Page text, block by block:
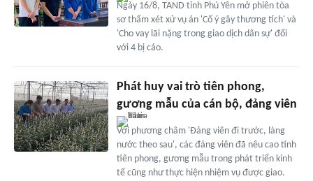
Ngày 16/8, TAND tỉnh Phú Yên mở phiên tòa
sơ thẩm xét xử vụ án 'Cố ý gây thương tích' và
'Cho vay lãi nặng trong giao dịch dân sự' đối
với 4 bị cáo.
Phát huy vai trò tiên phong,
gương mẫu của cán bộ, đảng viên
Với phương châm 'Đảng viên đi trước, làng
nước theo sau', các đảng viên đã nêu cao tính
tiên phong, gương mẫu trong phát triển kinh
tế cũng như thực hiện nhiệm vụ được giao.